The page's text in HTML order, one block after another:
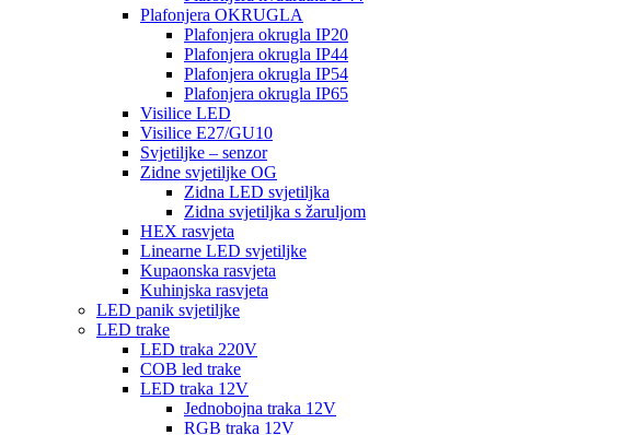
Plafonjera OKRUGLA
Plafonjera okrugla IP20
Plafonjera okrugla IP44
Plafonjera okrugla IP54
Plafonjera okrugla IP65
Visilice LED
Visilice E27/GU10
Svjetiljke – senzor
Zidne svjetiljke OG
Zidna LED svjetiljka
Zidna svjetiljka s žaruljom
HEX rasvjeta
Linearne LED svjetiljke
Kupaonska rasvjeta
Kuhinjska rasvjeta
LED panik svjetiljke
LED trake
LED traka 220V
COB led trake
LED traka 12V
Jednobojna traka 12V
RGB traka 12V